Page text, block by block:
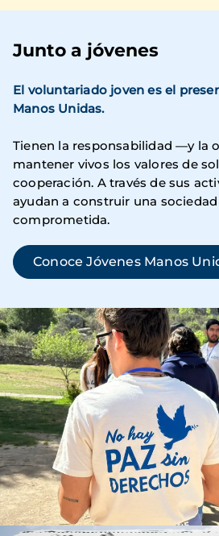
Junto a jóvenes
El voluntariado joven es el
Manos Unidas.
Tienen la responsabilidad —y la
mantener vivos los valores de
cooperación. A través de sus
ayudan a construir una
comprometida.
Conoce Jóvenes Manos